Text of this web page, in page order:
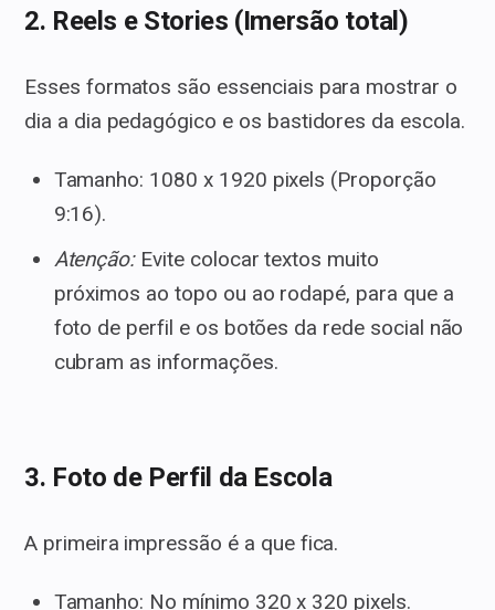
2. Reels e Stories (Imersão total)
Esses formatos são essenciais para mostrar o
dia a dia pedagógico e os bastidores da escola.
Tamanho: 1080 x 1920 pixels (Proporção
9:16).
Atenção:Evite colocar textos muito
próximos ao topo ou ao rodapé, para que a
foto de perfil e os botões da rede social não
cubram as informações.
3. Foto de Perfil da Escola
A primeira impressão é a que fica.
Tamanho: No mínimo 320 x 320 pixels.